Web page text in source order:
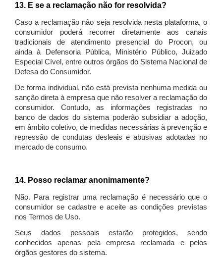
13. E se a reclamação não for resolvida?
Caso a reclamação não seja resolvida nesta plataforma, o
consumidor poderá recorrer diretamente aos canais
tradicionais de atendimento presencial do Procon, ou
ainda à Defensoria Pública, Ministério Público, Juizado
Especial Cível, entre outros órgãos do Sistema Nacional de
Defesa do Consumidor.
De forma individual, não está prevista nenhuma medida ou
sanção direta à empresa que não resolver a reclamação do
consumidor. Contudo, as informações registradas no
banco de dados do sistema poderão subsidiar a adoção,
em âmbito coletivo, de medidas necessárias à prevenção e
repressão de condutas desleais e abusivas adotadas no
mercado de consumo.
14. Posso reclamar anonimamente?
Não. Para registrar uma reclamação é necessário que o
consumidor se cadastre e aceite as condições previstas
nos Termos de Uso.
Seus dados pessoais estarão protegidos, sendo
conhecidos apenas pela empresa reclamada e pelos
órgãos gestores do sistema.